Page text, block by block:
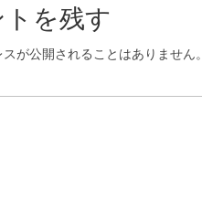
を残す
スが公開されることはありません。